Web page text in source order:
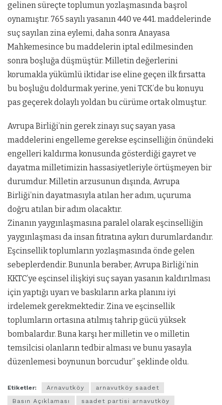
gelinen süreçte toplumun yozlaşmasında başrol
oynamıştır. 765 sayılı yasanın 440 ve 441. maddelerinde
suç sayılan zina eylemi, daha sonra Anayasa
Mahkemesince bu maddelerin iptal edilmesinden
sonra boşluğa düşmüştür. Milletin değerlerini
korumakla yükümlü iktidar ise eline geçen ilk fırsatta
bu boşluğu doldurmak yerine, yeni TCK’de bu konuyu
pas geçerek dolaylı yoldan bu cürüme ortak olmuştur.
Avrupa Birliği’nin gerek zinayı suç sayan yasa
maddelerini engelleme gerekse eşcinselliğin önündeki
engelleri kaldırma konusunda gösterdiği gayret ve
dayatma milletimizin hassasiyetleriyle örtüşmeyen bir
durumdur. Milletin arzusunun dışında, Avrupa
Birliği’nin dayatmasıyla atılan her adım, uçuruma
doğru atılan bir adım olacaktır.
Zinanın yaygınlaşmasına paralel olarak eşcinselliğin
yaygınlaşması da insan fıtratına aykırı durumlardandır.
Eşcinsellik toplumların yozlaşmasında önde gelen
sebeplerdendir. Bununla beraber, Avrupa Birliği’nin
KKTC’ye eşcinsel ilişkiyi suç sayan yasanın kaldırılması
için yaptığı uyarı ve baskıların arka planını iyi
irdelemek gerekmektedir. Zina ve eşcinsellik
toplumların ortasına atılmış tahrip gücü yüksek
bombalardır. Buna karşı her milletin ve o milletin
temsilcisi olanların tedbir alması ve bunu yasayla
düzenlemesi boynunun borcudur” şeklinde oldu.
Etiketler: Arnavutköy
arnavutköy saadet
Basın Açıklaması
saadet partisi arnavutköy